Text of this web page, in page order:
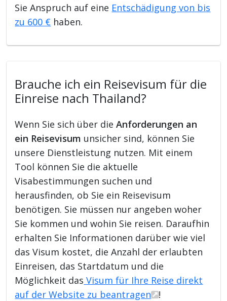
Sie Anspruch auf eine Entschädigung von bis
zu 600 € haben.
Brauche ich ein Reisevisum für die
Einreise nach Thailand?
Wenn Sie sich über dieAnforderungen an
ein Reisevisum unsicher sind, können Sie
unsere Dienstleistung nutzen. Mit einem
Tool können Sie die aktuelle
Visabestimmungen suchen und
herausfinden, ob Sie ein Reisevisum
benötigen. Sie müssen nur angeben woher
Sie kommen und wohin Sie reisen. Daraufhin
erhalten Sie Informationen darüber wie viel
das Visum kostet, die Anzahl der erlaubten
Einreisen, das Startdatum und die
Möglichkeit das Visum für Ihre Reise direkt
auf der Website zu beantragen
!